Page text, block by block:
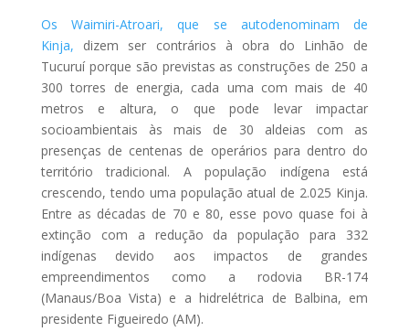
Os Waimiri-Atroari, que se autodenominam de
Kinja, dizem ser contrários à obra do Linhão de
Tucuruí porque são previstas as construções de 250 a
300 torres de energia, cada uma com mais de 40
metros e altura, o que pode levar impactar
socioambientais às mais de 30 aldeias com as
presenças de centenas de operários para dentro do
território tradicional. A população indígena está
crescendo, tendo uma população atual de 2.025 Kinja.
Entre as décadas de 70 e 80, esse povo quase foi à
extinção com a redução da população para 332
indígenas devido aos impactos de grandes
empreendimentos como a rodovia BR-174
(Manaus/Boa Vista) e a hidrelétrica de Balbina, em
presidente Figueiredo (AM).